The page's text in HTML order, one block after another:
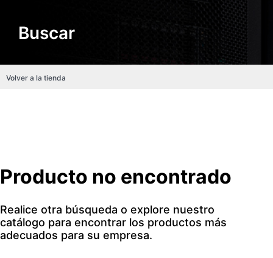
Buscar
Volver a la tienda
Producto no encontrado
Realice otra búsqueda o explore nuestro
catálogo para encontrar los productos más
adecuados para su empresa.